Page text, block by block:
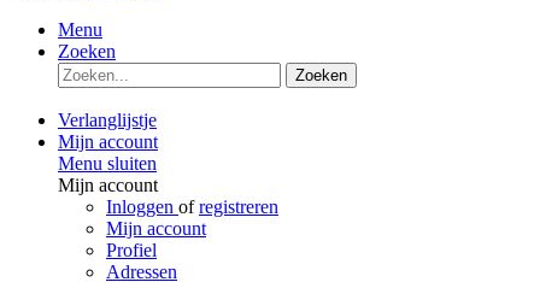
Menu
Zoeken
Zoeken
Verlanglijstje
Mijn account
Menu sluiten
Mijn account
Inloggen ofregistreren
Mijn account
Profiel
Adressen